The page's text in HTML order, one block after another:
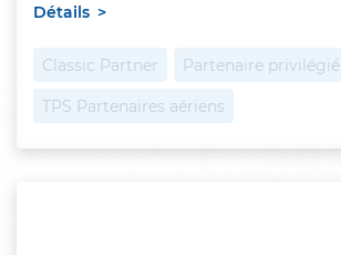
Détails
Classic Partner Partenaire privilégié
TPS Partenaires aériens